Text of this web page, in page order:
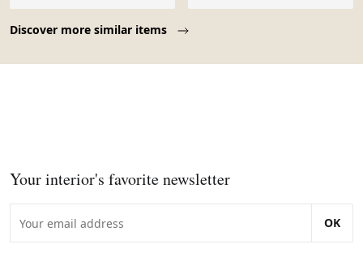
Discover more similar items
Your interior's favorite newsletter
OK